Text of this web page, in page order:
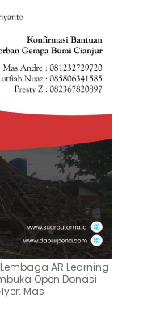
AR Learning
Open Donasi
Mas